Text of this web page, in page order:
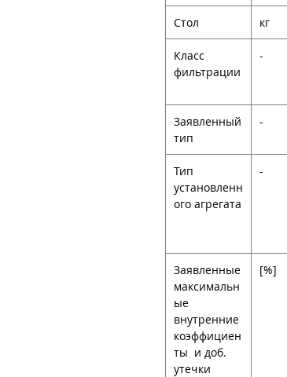
Стол кг
Класс
фильтрации
-
Заявленный
тип
-
Тип
установленн
ого агрегата
-
Заявленные
максимальн
ые
внутренние
коэффициен
ты и доб.
утечки
[%]